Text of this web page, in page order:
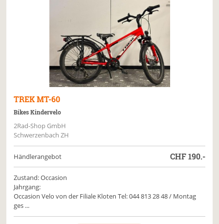
TREK MT-60
Bikes Kindervelo
2Rad-Shop GmbH
Schwerzenbach ZH
Händlerangebot CHF190.-
Zustand: Occasion
Jahrgang:
Occasion Velo von der Filiale Kloten Tel: 044 813 28 48 / Montag
ges ...